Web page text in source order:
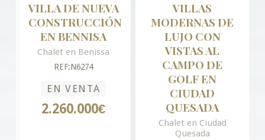
VILLA DE NUEVA
CONSTRUCCIÓN
EN BENNISA
Chalet en Benissa
REF:N6274
EN VENTA
2.260.000€
VILLAS
MODERNAS DE
LUJO CON
VISTAS AL
CAMPO DE
GOLF EN
CIUDAD
QUESADA
Chalet en Ciudad
Quesada